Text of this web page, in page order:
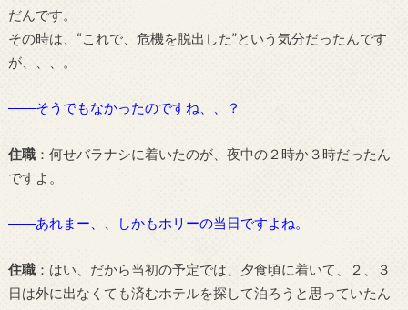
だんです。
その時は、“これで、危機を脱出した”という気分だったんです
が、、、。
――そうでもなかったのですね、、？
住職：何せバラナシに着いたのが、夜中の２時か３時だったん
ですよ。
――あれまー、、しかもホリーの当日ですよね。
住職：はい、だから当初の予定では、夕食頃に着いて、２、３
日は外に出なくても済むホテルを探して泊ろうと思っていたん